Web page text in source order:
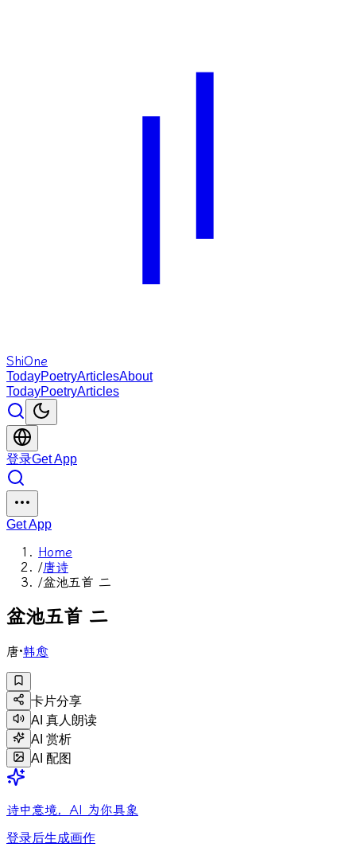
ShiOne
TodayPoetryArticlesAbout
TodayPoetryArticles
登录Get App
Get App
Home
/唐诗
/盆池五首 二
盆池五首 二
唐·韩愈
卡片分享
AI 真人朗读
AI 赏析
AI 配图
诗中意境，AI 为你具象
登录后生成画作